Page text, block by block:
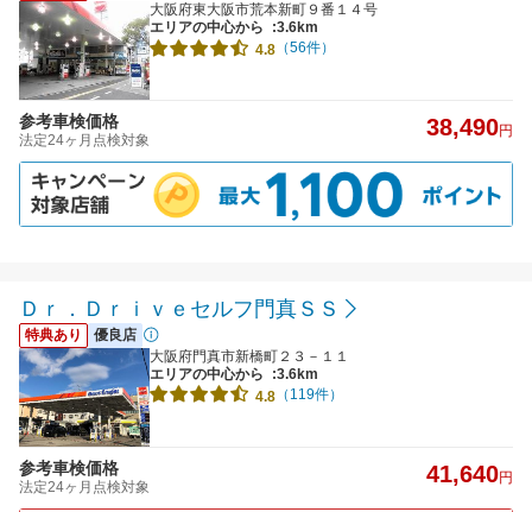
大阪府東大阪市荒本新町９番１４号
エリアの中心から
:3.6km
4.8 （56件）
参考車検価格
法定24ヶ月点検対象 38,490円
Ｄｒ．Ｄｒｉｖｅセルフ門真ＳＳ
特典あり
優良店
大阪府門真市新橋町２３－１１
エリアの中心から
:3.6km
4.8 （119件）
参考車検価格
法定24ヶ月点検対象 41,640円